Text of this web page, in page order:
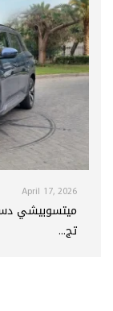
April 17, 2026
تج...